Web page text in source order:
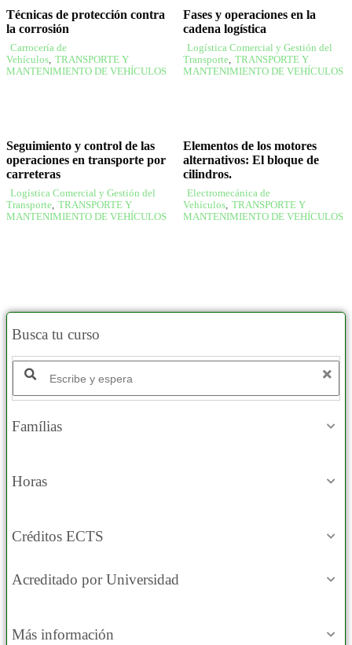
Técnicas de protección contra
la corrosión
Carrocería de
Vehículos TRANSPORTE Y
MANTENIMIENTO DE VEHÍCULOS
Fases y operaciones en la
cadena logística
Logística Comercial y Gestión del
Transporte, TRANSPORTE Y
MANTENIMIENTO DE VEHÍCULOS
Seguimiento y control de las
operaciones en transporte por
carreteras
Logística Comercial y Gestión del
Transporte, TRANSPORTE Y
MANTENIMIENTO DE VEHÍCULOS
Elementos de los motores
alternativos: El bloque de
cilindros.
Electromecánica de
Vehículos, TRANSPORTE Y
MANTENIMIENTO DE VEHÍCULOS
Busca tu curso
Famílias
Horas
Créditos ECTS
Acreditado por Universidad
Más información